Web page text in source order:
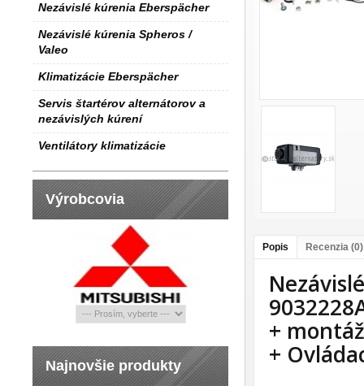
Nezávislé kúrenia Eberspächer
Nezávislé kúrenia Spheros /
Valeo
Klimatizácie Eberspächer
Servis štartérov alternátorov a
nezávislých kúrení
Ventilátory klimatizácie
Výrobcovia
Najnovšie produkty
Popis Recenzia (0)
+
+